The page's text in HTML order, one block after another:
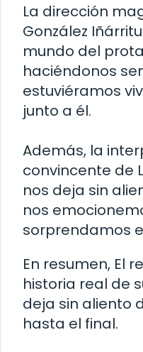
La dirección
González
mundo del
haciéndonos
estuviéramos
junto a él.
Además, la
convincente de
nos deja sin
nos
sorprendamos
En resumen, El
historia real de
deja sin aliento
hasta el final.